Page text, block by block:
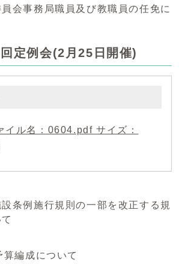
会事務局職員及び教職員の任免に
定例会(2月25日開催)
イル名：0604.pdf サイズ：
条例施行規則の一部を改正する規
編成について